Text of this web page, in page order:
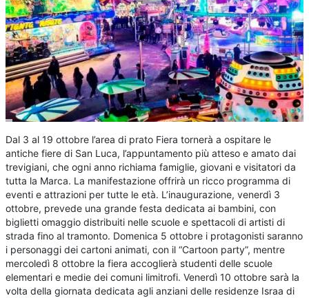
Dal 3 al 19 ottobre l’area di prato Fiera tornerà a ospitare le
antiche fiere di San Luca, l’appuntamento più atteso e amato dai
trevigiani, che ogni anno richiama famiglie, giovani e visitatori da
tutta la Marca. La manifestazione offrirà un ricco programma di
eventi e attrazioni per tutte le età. L’inaugurazione, venerdì 3
ottobre, prevede una grande festa dedicata ai bambini, con
biglietti omaggio distribuiti nelle scuole e spettacoli di artisti di
strada fino al tramonto. Domenica 5 ottobre i protagonisti saranno
i personaggi dei cartoni animati, con il “Cartoon party”, mentre
mercoledì 8 ottobre la fiera accoglierà studenti delle scuole
elementari e medie dei comuni limitrofi. Venerdì 10 ottobre sarà la
volta della giornata dedicata agli anziani delle residenze Israa di